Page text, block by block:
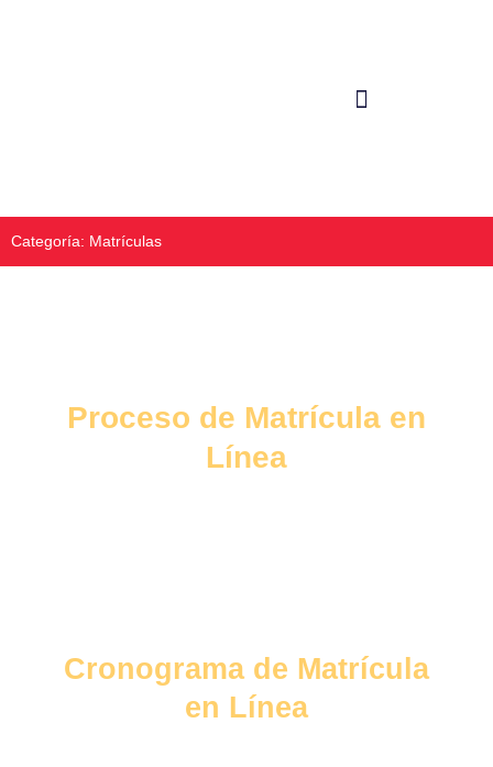
Categoría: Matrículas
Proceso de Matrícula en
Línea
Cronograma de Matrícula
en Línea